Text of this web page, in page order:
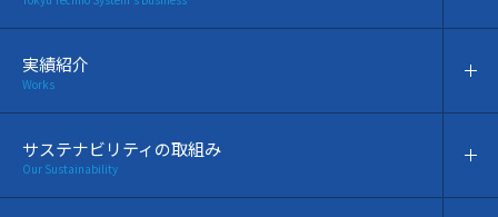
実績紹介
Works
サステナビリティの取組み
Our Sustainability